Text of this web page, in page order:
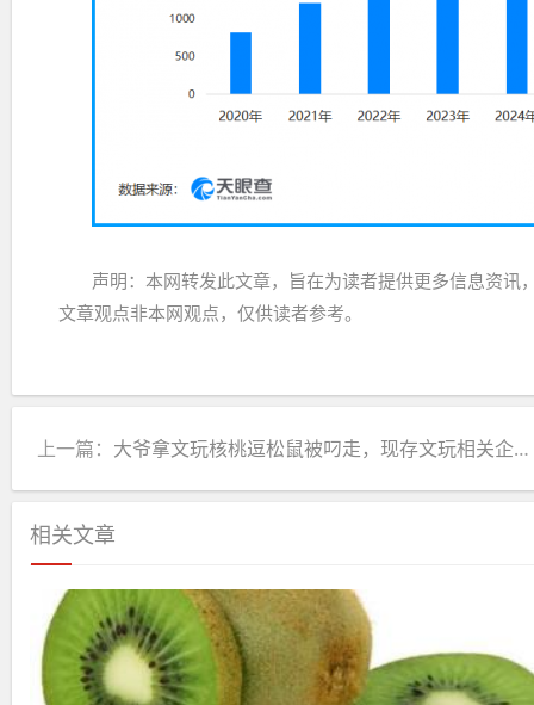
声明：本网转发此文章，旨在为读者提供更多信息资
文章观点非本网观点，仅供读者参考。
上一篇： 大爷拿文玩核桃逗松鼠被叼走，现存文玩相关企业超2.5万家
相关文章